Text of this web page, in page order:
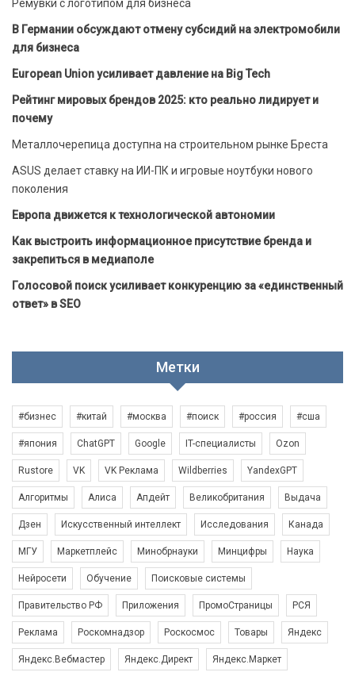
Ремувки с логотипом для бизнеса
В Германии обсуждают отмену субсидий на электромобили
для бизнеса
European Union усиливает давление на Big Tech
Рейтинг мировых брендов 2025: кто реально лидирует и
почему
Металлочерепица доступна на строительном рынке Бреста
ASUS делает ставку на ИИ-ПК и игровые ноутбуки нового
поколения
Европа движется к технологической автономии
Как выстроить информационное присутствие бренда и
закрепиться в медиаполе
Голосовой поиск усиливает конкуренцию за «единственный
ответ» в SEO
Метки
#бизнес #китай #москва #поиск #россия #сша
#япония ChatGPT Google IT-специалисты Ozon
Rustore VK VK Реклама Wildberries YandexGPT
Алгоритмы Алиса Апдейт Великобритания Выдача
Дзен Искусственный интеллект Исследования Канада
МГУ Маркетплейс Минобрнауки Минцифры Наука
Нейросети Обучение Поисковые системы
Правительство РФ Приложения ПромоСтраницы РСЯ
Реклама Роскомнадзор Роскосмос Товары Яндекс
Яндекс.Вебмастер Яндекс.Директ Яндекс.Маркет